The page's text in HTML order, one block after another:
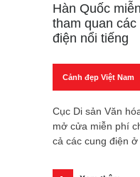
Hàn Quốc
tham quan các
điện nổi tiếng
Cảnh đẹp Việt Nam
Cục Di sản Văn
mở cửa miễn phí
cả các cung điện ở